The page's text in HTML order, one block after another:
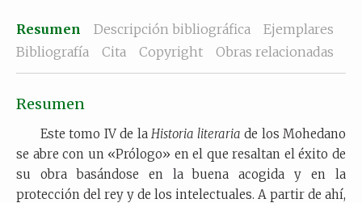
Resumen Descripción bibliográfica
Ejemplares
Bibliografía
Cita Copyright Obras relacionadas
Resumen
Este tomo IV de la Historia literaria de los Mohedano
se abre con un «Prólogo» en el que resaltan el éxito de
su obra basándose en la buena acogida y en la
protección del rey y de los intelectuales. A partir de ahí,